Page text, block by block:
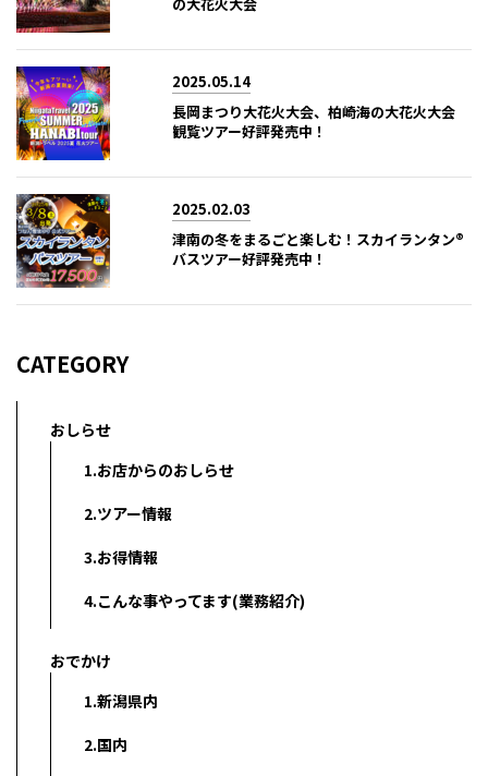
2025.05.14
長岡まつり大花火大会、柏崎海の大花火大会
観覧ツアー好評発売中！
2025.02.03
津南の冬をまるごと楽しむ！スカイランタン®
バスツアー好評発売中！
CATEGORY
おしらせ
1.お店からのおしらせ
2.ツアー情報
3.お得情報
4.こんな事やってます(業務紹介)
おでかけ
1.新潟県内
2.国内